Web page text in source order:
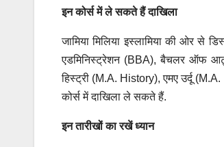
इन कोर्स में ले सकते हैं दाखिला
जामिया मिलिया इस्लामिया की ओर
एडमिनिस्ट्रेशन (BBA), बैचलर ऑफ
हिस्ट्री (M.A. History), एमए उर्दू
कोर्स में दाखिला ले सकते हैं.
इन तारीखों का रखें ध्यान